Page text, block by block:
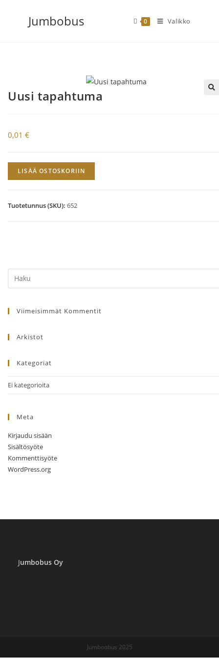
sisältöön
Jumbobus 0 Valikko
Uusi tapahtuma
0,01 €
Uusi
tapahtuma
LISÄÄ OSTOSKORIIN
Tuotetunnus (SKU): 652
Search
this
Viimeisimmät Kommentit
Arkistot
Kategoriat
Ei kategorioita
Meta
Kirjaudu sisään
Sisältösyöte
Kommenttisyöte
WordPress.org
Jumbobus Oy
Jumboobus 2025